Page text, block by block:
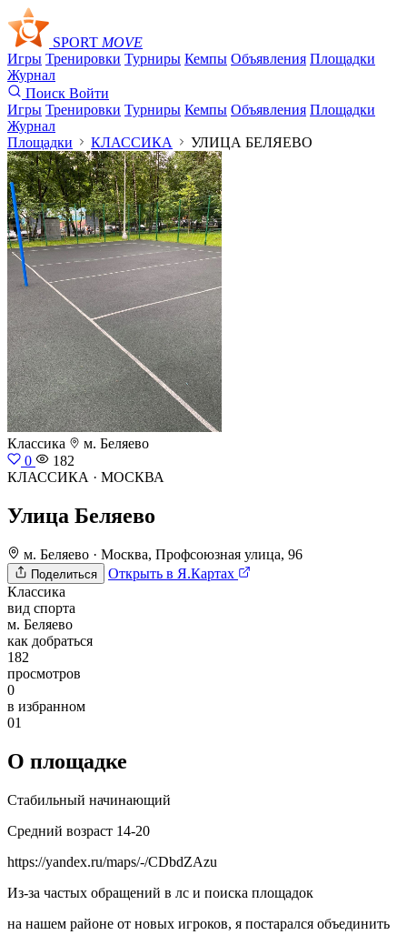
SPORT MOVE
Игры Тренировки Турниры Кемпы Объявления Площадки
Журнал
Поиск Войти
Игры Тренировки Турниры Кемпы Объявления Площадки
Журнал
Площадки
КЛАССИКА УЛИЦА БЕЛЯЕВО
Классика
м. Беляево
0
182
КЛАССИКА · МОСКВА
Улица Беляево
м. Беляево · Москва, Профсоюзная улица, 96
Поделиться
Открыть в Я.Картах
Классика
вид спорта
м. Беляево
как добраться
182
просмотров
0
в избранном
01
О площадке
Стабильный начинающий
Средний возраст 14-20
https://yandex.ru/maps/-/CDbdZAzu
Из-за частых обращений в лс и поиска площадок
на нашем районе от новых игроков, я постарался объединить